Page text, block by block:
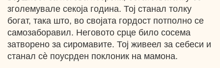
зголемувале секоја година. Тој станал толку
богат, така што, во својата гордост потполно се
самозаборавил. Неговото срце било сосема
затворено за сиромавите. Тој живеел за себеси и
станал сѐ поусрден поклоник на мамона.